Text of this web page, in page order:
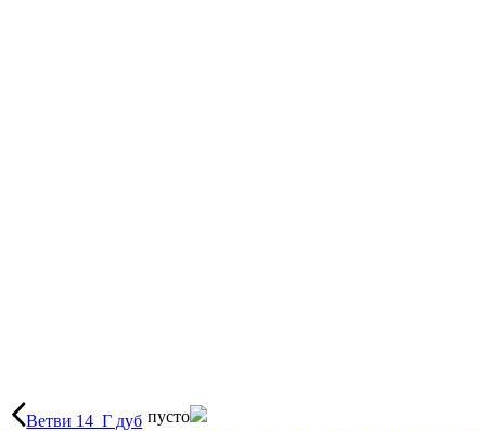
Ветви 14_Г дуб пусто